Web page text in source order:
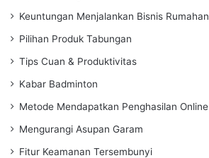
Keuntungan Menjalankan Bisnis Rumahan
Pilihan Produk Tabungan
Tips Cuan & Produktivitas
Kabar Badminton
Metode Mendapatkan Penghasilan Online
Mengurangi Asupan Garam
Fitur Keamanan Tersembunyi